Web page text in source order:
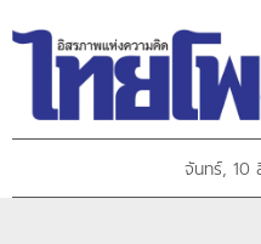
จันทร์, 10